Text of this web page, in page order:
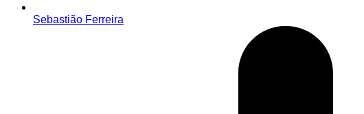
Sebastião Ferreira